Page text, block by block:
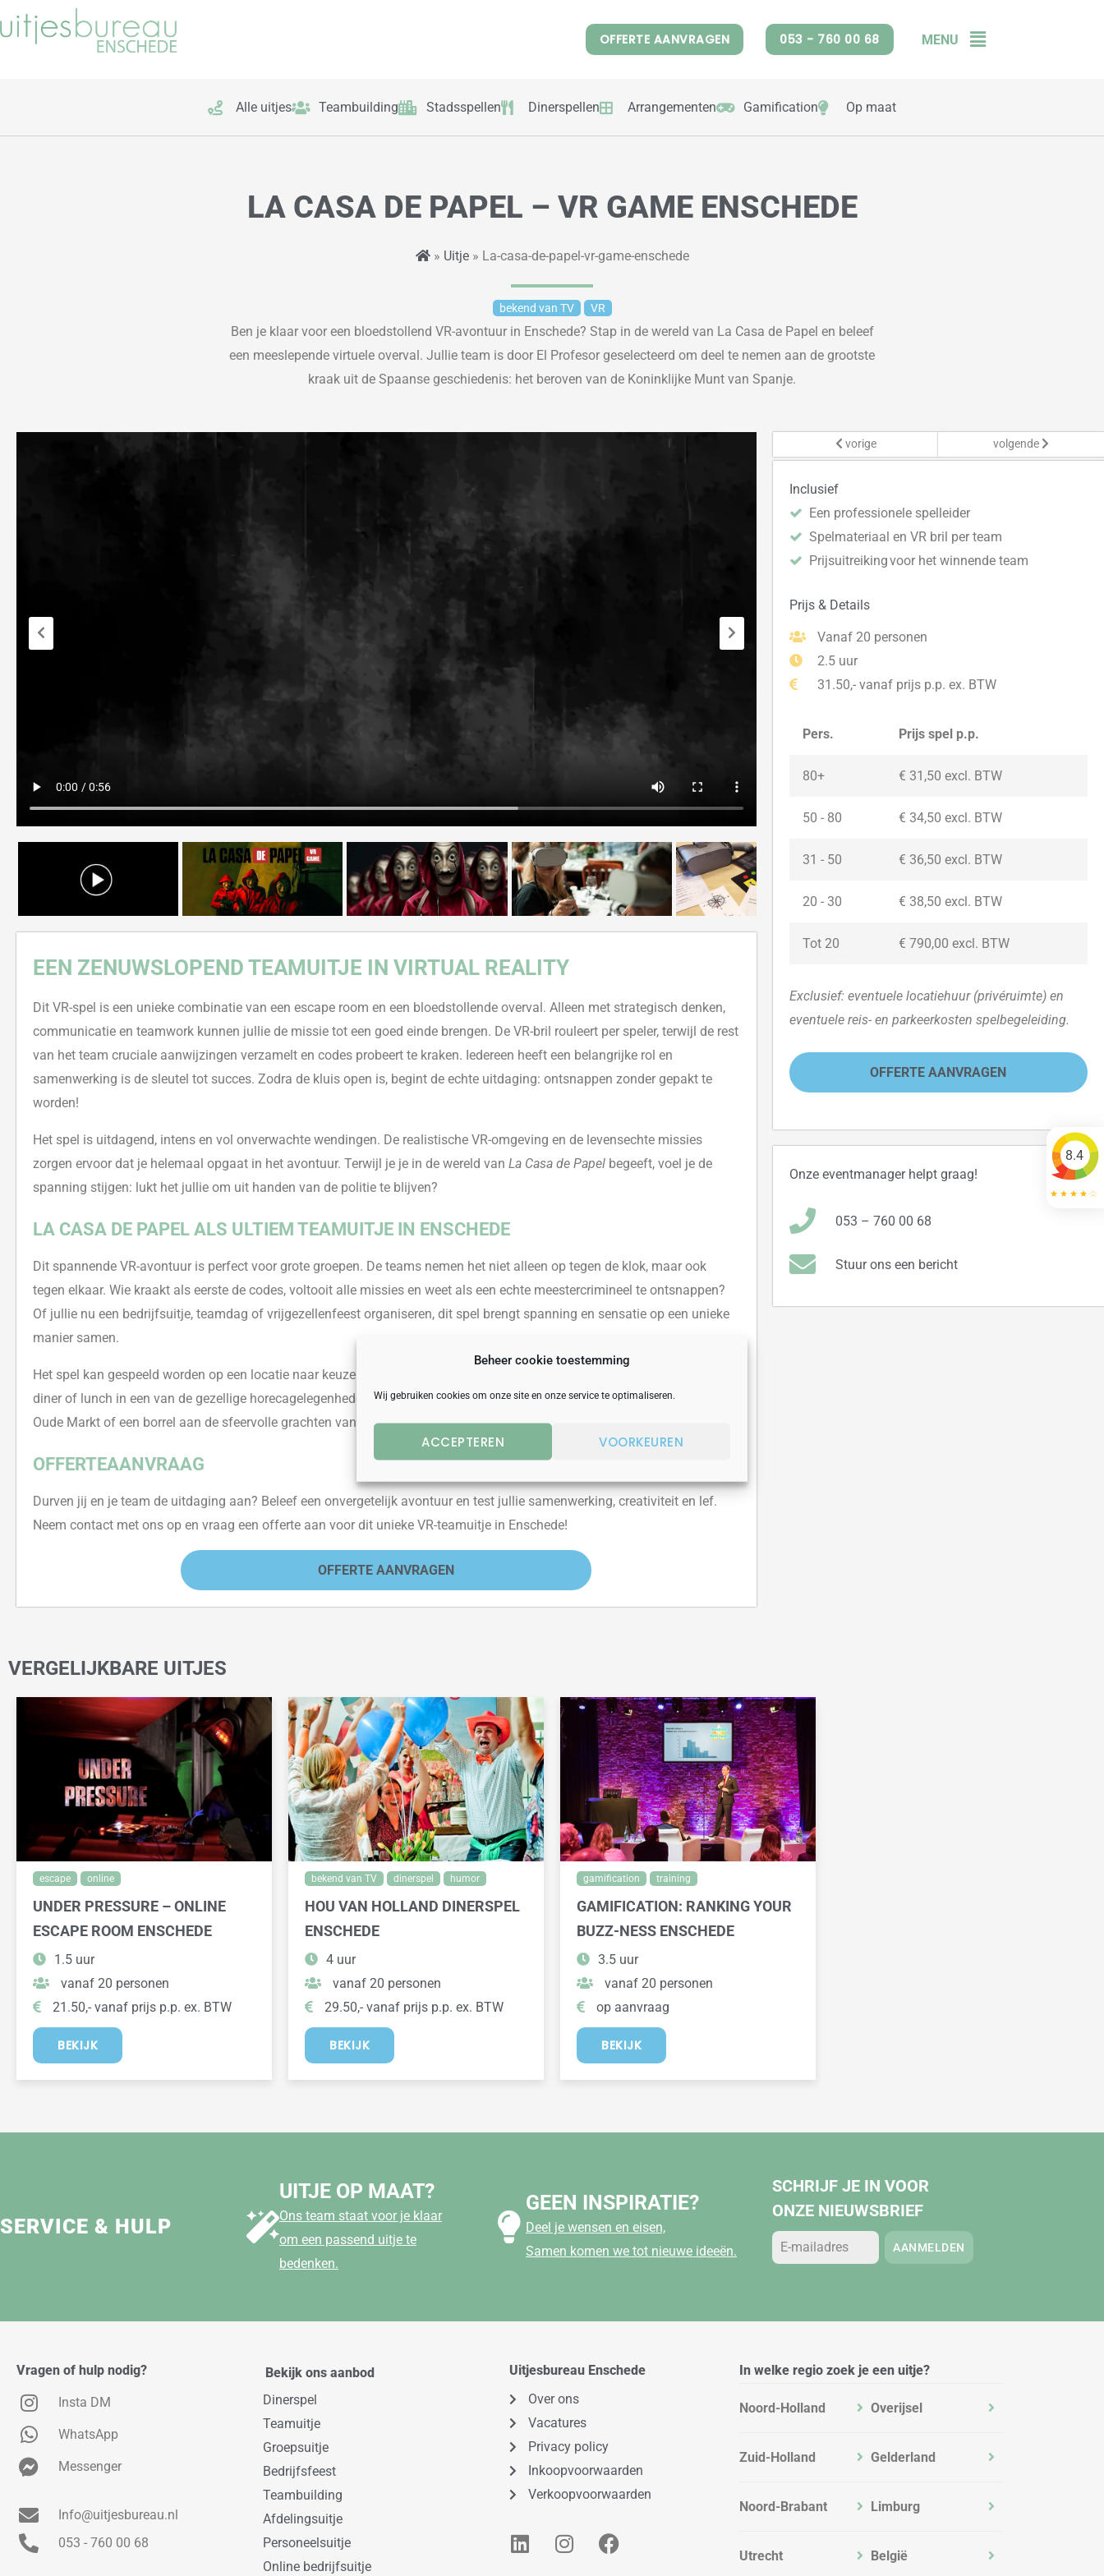
Beheer cookie toestemming
Wij gebruiken cookies om onze site en onze service te optimaliseren.
ACCEPTEREN VOORKEUREN
naar
OFFERTE AANVRAGEN 053 - 760 00 68 MENU
Flyout
Alle uitjes Teambuilding Stadsspellen Dinerspellen Arrangementen Gamification Op maat
LA CASA DE PAPEL – VR GAME ENSCHEDE
» Uitje» La-casa-de-papel-vr-game-enschede
bekend van TV VR
Ben je klaar voor een bloedstollend VR-avontuur in Enschede? Stap in de wereld van La Casa de Papel en beleef
een meeslepende virtuele overval. Jullie team is door El Profesor geselecteerd om deel te nemen aan de grootste
kraak uit de Spaanse geschiedenis: het beroven van de Koninklijke Munt van Spanje.
EEN ZENUWSLOPEND TEAMUITJE IN VIRTUAL REALITY
Dit VR-spel is een unieke combinatie van een escape room en een bloedstollende overval. Alleen met strategisch denken,
communicatie en teamwork kunnen jullie de missie tot een goed einde brengen. De VR-bril rouleert per speler, terwijl de rest
van het team cruciale aanwijzingen verzamelt en codes probeert te kraken. Iedereen heeft een belangrijke rol en
samenwerking is de sleutel tot succes. Zodra de kluis open is, begint de echte uitdaging: ontsnappen zonder gepakt te
worden!
Het spel is uitdagend, intens en vol onverwachte wendingen. De realistische VR-omgeving en de levensechte missies
zorgen ervoor dat je helemaal opgaat in het avontuur. Terwijl je je in de wereld van La Casa de Papel begeeft, voel je de
spanning stijgen: lukt het jullie om uit handen van de politie te blijven?
LA CASA DE PAPEL ALS ULTIEM TEAMUITJE IN ENSCHEDE
Dit spannende VR-avontuur is perfect voor grote groepen. De teams nemen het niet alleen op tegen de klok, maar ook
tegen elkaar. Wie kraakt als eerste de codes, voltooit alle missies en weet als een echte meestercrimineel te ontsnappen?
Of jullie nu een bedrijfsuitje, teamdag of vrijgezellenfeest organiseren, dit spel brengt spanning en sensatie op een unieke
manier samen.
Het spel kan gespeeld worden op een locatie naar keuze of in hartje Enschede. Combineer het avontuur met een borrel,
diner of lunch in een van de gezellige horecagelegenheden in de stad. Denk bijvoorbeeld aan een afsluitend etentje aan de
Oude Markt of een borrel aan de sfeervolle grachten van Enschede.
OFFERTEAANVRAAG
Durven jij en je team de uitdaging aan? Beleef een onvergetelijk avontuur en test jullie samenwerking, creativiteit en lef.
Neem contact met ons op en vraag een offerte aan voor dit unieke VR-teamuitje in Enschede!
OFFERTE AANVRAGEN
vorige volgende
Inclusief
Een professionele spelleider
Spelmateriaal en VR bril per team
Prijsuitreiking voor het winnende team
Prijs & Details
Vanaf 20 personen
2.5 uur
31.50,- vanaf prijs p.p. ex. BTW
Pers. Prijs spel p.p.
80+ € 31,50 excl. BTW
50 - 80 € 34,50 excl. BTW
31 - 50 € 36,50 excl. BTW
20 - 30 € 38,50 excl. BTW
Tot 20 € 790,00 excl. BTW
Exclusief: eventuele locatiehuur (privéruimte) en
eventuele reis- en parkeerkosten spelbegeleiding.
OFFERTE AANVRAGEN
Onze eventmanager helpt graag!
053 – 760 00 68
Stuur ons een bericht
VERGELIJKBARE UITJES
escape online
UNDER PRESSURE – ONLINE
ESCAPE ROOM ENSCHEDE
1.5 uur
vanaf 20 personen
21.50,- vanaf prijs p.p. ex. BTW
BEKIJK
bekend van TV dinerspel humor
HOU VAN HOLLAND DINERSPEL
ENSCHEDE
4 uur
vanaf 20 personen
29.50,- vanaf prijs p.p. ex. BTW
BEKIJK
gamification training
GAMIFICATION: RANKING YOUR
BUZZ-NESS ENSCHEDE
3.5 uur
vanaf 20 personen
op aanvraag
BEKIJK
SERVICE & HULP
UITJE OP MAAT?
Ons team staat voor je klaar
om een passend uitje te
bedenken.
GEEN INSPIRATIE?
Deel je wensen en eisen,
Samen komen we tot nieuwe ideeën.
SCHRIJF JE IN VOOR
ONZE NIEUWSBRIEF
AANMELDEN
Vragen of hulp nodig?
Insta DM
WhatsApp
Messenger
Info@uitjesbureau.nl
053 - 760 00 68
Bekijk ons aanbod
Dinerspel
Teamuitje
Groepsuitje
Bedrijfsfeest
Teambuilding
Afdelingsuitje
Personeelsuitje
Online bedrijfsuitje
Uitjesbureau Enschede
Over ons
Vacatures
Privacy policy
Inkoopvoorwaarden
Verkoopvoorwaarden
L
i
I
n
F
a
In welke regio zoek je een uitje?
Noord-Holland
Zuid-Holland
Noord-Brabant
Utrecht
Overijsel
Gelderland
Limburg
België
8.4